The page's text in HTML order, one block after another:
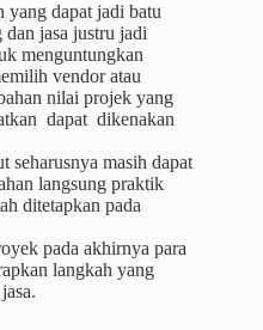
yang dapat jadi batu
dan jasa justru jadi
menguntungkan
vendor atau
nilai projek yang
dapat dikenakan
seharusnya masih dapat
langsung praktik
ditetapkan pada
pada akhirnya para
langkah yang